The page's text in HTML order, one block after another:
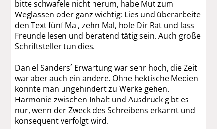
bitte schwafele nicht herum, habe Mut zum
Weglassen oder ganz wichtig: Lies und überarbeite
den Text fünf Mal, zehn Mal, hole Dir Rat und lass
Freunde lesen und beratend tätig sein. Auch große
Schriftsteller tun dies.
Daniel Sanders´ Erwartung war sehr hoch, die Zeit
war aber auch ein andere. Ohne hektische Medien
konnte man ungehindert zu Werke gehen.
Harmonie zwischen Inhalt und Ausdruck gibt es
nur, wenn der Zweck des Schreibens erkannt und
konsequent verfolgt wird.